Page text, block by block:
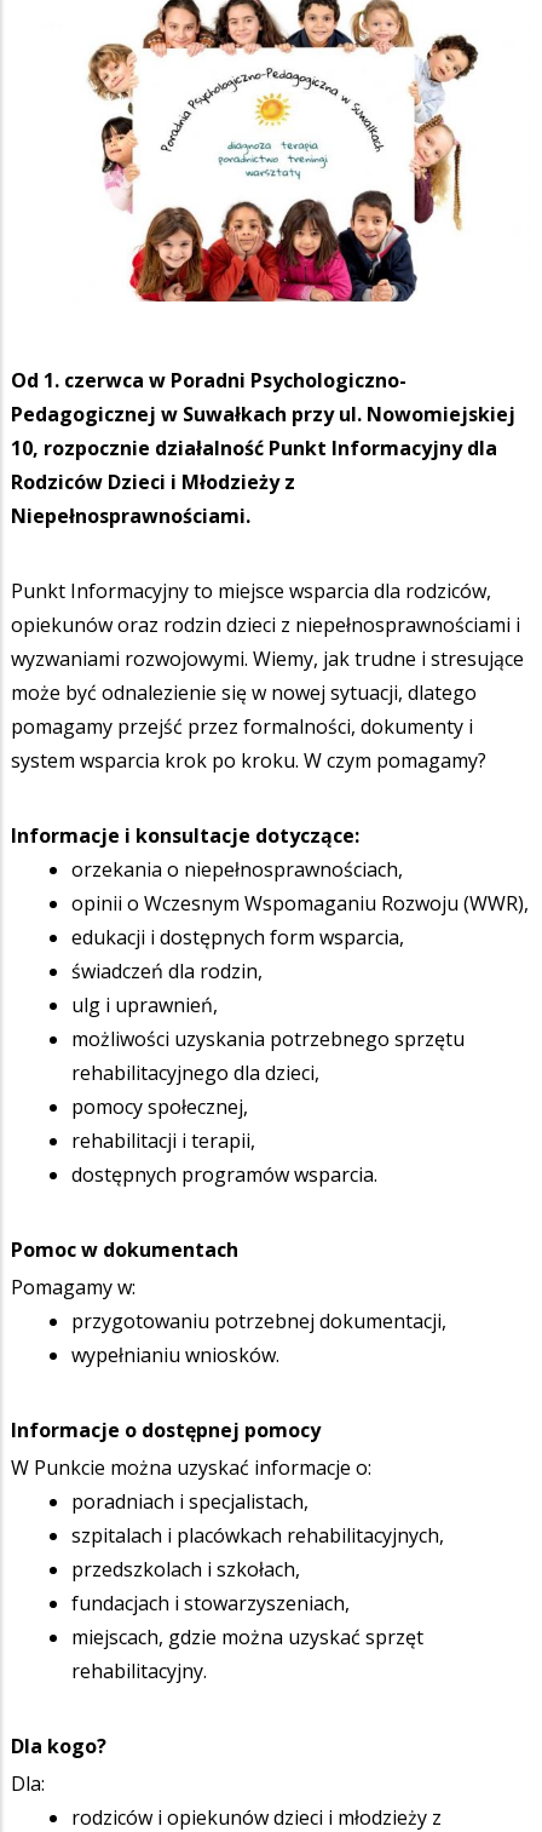
Od 1. czerwca w Poradni Psychologiczno-
Pedagogicznej w Suwałkach przy ul. Nowomiejskiej
10, rozpocznie działalność Punkt Informacyjny dla
Rodziców Dzieci i Młodzieży z
Niepełnosprawnościami.
Punkt Informacyjny to miejsce wsparcia dla rodziców,
opiekunów oraz rodzin dzieci z niepełnosprawnościami i
wyzwaniami rozwojowymi. Wiemy, jak trudne i stresujące
może być odnalezienie się w nowej sytuacji, dlatego
pomagamy przejść przez formalności, dokumenty i
system wsparcia krok po kroku. W czym pomagamy?
Informacje i konsultacje dotyczące:
orzekania o niepełnosprawnościach,
opinii o Wczesnym Wspomaganiu Rozwoju (WWR),
edukacji i dostępnych form wsparcia,
świadczeń dla rodzin,
ulg i uprawnień,
możliwości uzyskania potrzebnego sprzętu
rehabilitacyjnego dla dzieci,
pomocy społecznej,
rehabilitacji i terapii,
dostępnych programów wsparcia.
Pomoc w dokumentach
Pomagamy w:
przygotowaniu potrzebnej dokumentacji,
wypełnianiu wniosków.
Informacje o dostępnej pomocy
W Punkcie można uzyskać informacje o:
poradniach i specjalistach,
szpitalach i placówkach rehabilitacyjnych,
przedszkolach i szkołach,
fundacjach i stowarzyszeniach,
miejscach, gdzie można uzyskać sprzęt
rehabilitacyjny.
Dla kogo?
Dla:
rodziców i opiekunów dzieci i młodzieży z